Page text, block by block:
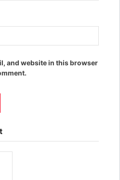
and website in this browser